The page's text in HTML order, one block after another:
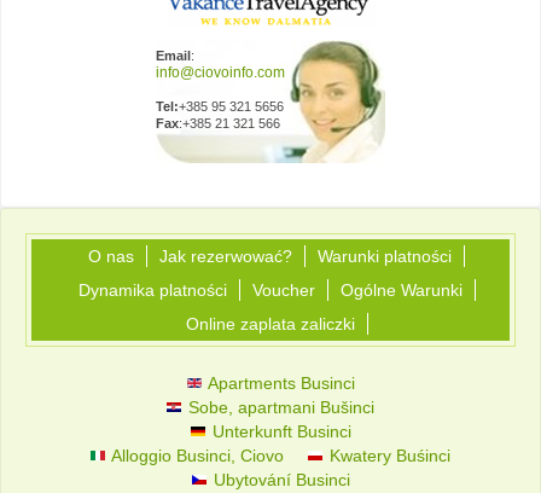
Email:
Tel:+385 95 321 5656
Fax:+385 21 321 566
O nas Jak rezerwować?
Warunki platności
Dynamika platności
Voucher
Ogólne Warunki
Online zaplata zaliczki
Apartments Businci
Sobe, apartmani Bušinci
Unterkunft Businci
Alloggio Businci, Ciovo
Kwatery Buśinci
Ubytování Businci